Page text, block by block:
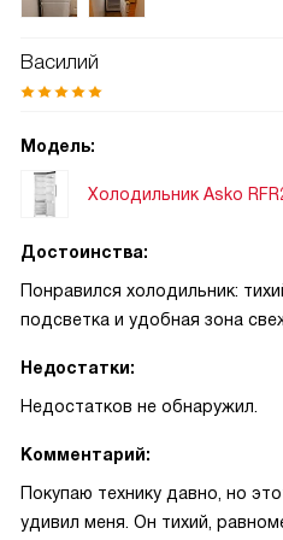
— это экономит время и
продукты, но спокойно ушла
держалась долго, и всё
беспокоюсь о лишних тратах
Управление простое и
иконками удобны даже в
полки прочные — всё
технику для дома
Василий
Модель:
Холодильник Asko
Достоинства:
Понравился холодильник:
подсветка и удобная зона
Недостатки:
Недостатков не обнаружил.
Комментарий:
Покупаю технику давно, но
удивил меня. Он тихий,